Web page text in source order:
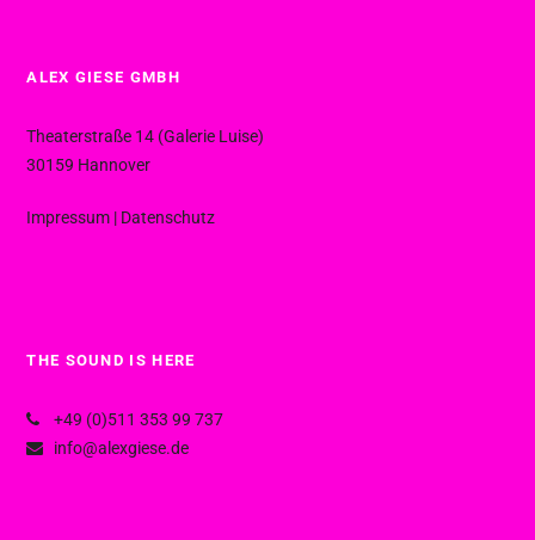
ALEX GIESE GMBH
Theaterstraße 14 (Galerie Luise)
30159 Hannover
Impressum | Datenschutz
THE SOUND IS HERE
+49 (0)511 353 99 737
info@alexgiese.de